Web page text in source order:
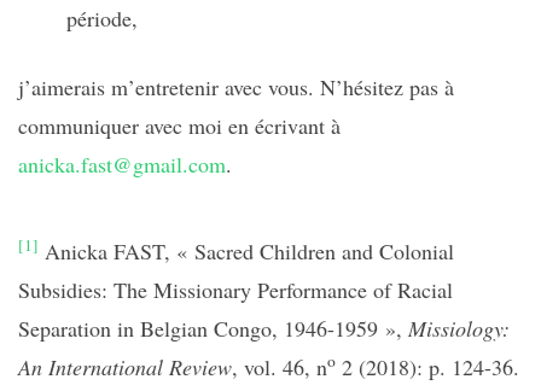
période,
j’aimerais m’entretenir avec vous. N’hésitez pas à
communiquer avec moi en écrivant à
anicka.fast@gmail.com.
[1] Anicka FAST, « Sacred Children and Colonial
Subsidies: The Missionary Performance of Racial
Separation in Belgian Congo, 1946-1959 », Missiology:
An International Review, vol. 46, no 2 (2018): p. 124-36.